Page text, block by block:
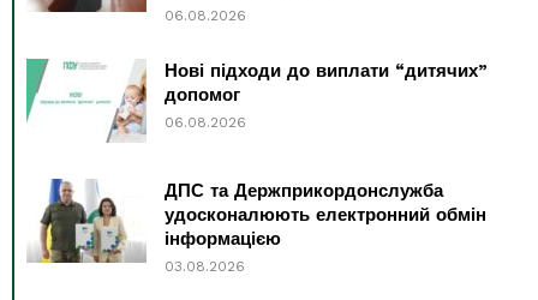
06.08.2026
Нові підходи до виплати “дитячих”
допомог
06.08.2026
ДПС та Держприкордонслужба
удосконалюють електронний обмін
інформацією
03.08.2026